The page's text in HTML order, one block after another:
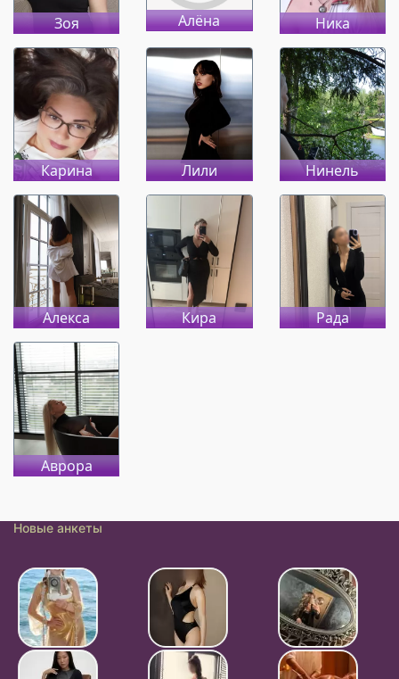
Зоя Алёна Ника
Карина Лили Нинель
Алекса Кира Рада
Аврора
Новые анкеты